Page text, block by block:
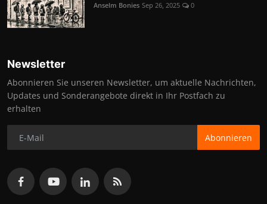
Anselm Bonies Sep 26, 2025 0
Newsletter
Abonnieren Sie unseren Newsletter, um aktuelle Nachrichten,
Updates und Sonderangebote direkt in Ihr Postfach zu
erhalten
Abonnieren